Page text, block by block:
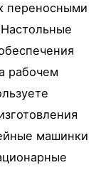
переносными
рабочем
машинки